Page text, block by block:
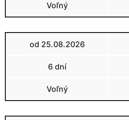
Voľný
od 25.08.2026
6 dní
Voľný